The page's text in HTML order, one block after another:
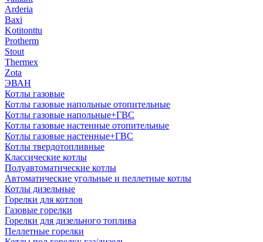
Arderia
Baxi
Kotitonttu
Protherm
Stout
Thermex
Zota
ЭВАН
Котлы газовые
Котлы газовые напольные отопительные
Котлы газовые напольные+ГВС
Котлы газовые настенные отопительные
Котлы газовые настенные+ГВС
Котлы твердотопливные
Классические котлы
Полуавтоматические котлы
Автоматические угольные и пеллетные котлы
Котлы дизельные
Горелки для котлов
Газовые горелки
Горелки для дизельного топлива
Пеллетные горелки